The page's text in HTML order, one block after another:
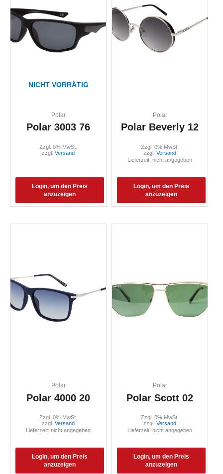
NICHT VORRÄTIG
Polar
Polar 3003 76
Login, um den Preis
anzuzeigen
Zzgl. 0% MwSt.
zzgl. Versand
Polar
Polar Beverly 12
Login, um den Preis
anzuzeigen
Zzgl. 0% MwSt.
zzgl. Versand
Lieferzeit: nicht angegeben
Polar
Polar 4000 20
Login, um den Preis
anzuzeigen
Zzgl. 0% MwSt.
zzgl. Versand
Lieferzeit: nicht angegeben
Polar
Polar Scott 02
Login, um den Preis
anzuzeigen
Zzgl. 0% MwSt.
zzgl. Versand
Lieferzeit: nicht angegeben